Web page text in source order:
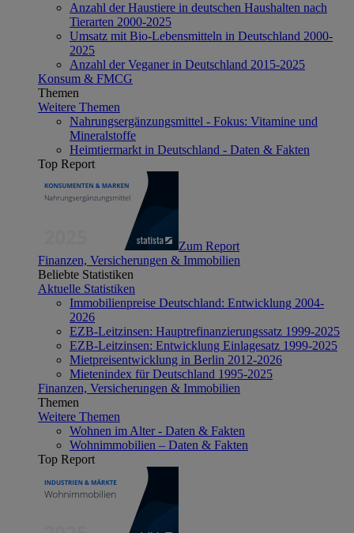
Anzahl der Haustiere in deutschen Haushalten nach
Tierarten 2000-2025
Umsatz mit Bio-Lebensmitteln in Deutschland 2000-
2025
Anzahl der Veganer in Deutschland 2015-2025
Konsum & FMCG
Themen
Weitere Themen
Nahrungsergänzungsmittel - Fokus: Vitamine und
Mineralstoffe
Heimtiermarkt in Deutschland - Daten & Fakten
Top Report
Zum Report
Finanzen, Versicherungen & Immobilien
Beliebte Statistiken
Aktuelle Statistiken
Immobilienpreise Deutschland: Entwicklung 2004-
2026
EZB-Leitzinsen: Hauptrefinanzierungssatz 1999-2025
EZB-Leitzinsen: Entwicklung Einlagesatz 1999-2025
Mietpreisentwicklung in Berlin 2012-2026
Mietenindex für Deutschland 1995-2025
Finanzen, Versicherungen & Immobilien
Themen
Weitere Themen
Wohnen im Alter - Daten & Fakten
Wohnimmobilien – Daten & Fakten
Top Report